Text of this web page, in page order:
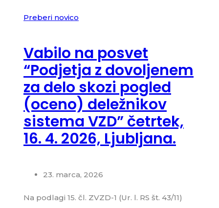
Preberi novico
Vabilo na posvet
“Podjetja z dovoljenem
za delo skozi pogled
(oceno) deležnikov
sistema VZD” četrtek,
16. 4. 2026, Ljubljana.
23. marca, 2026
Na podlagi 15. čl. ZVZD-1 (Ur. l. RS št. 43/11)